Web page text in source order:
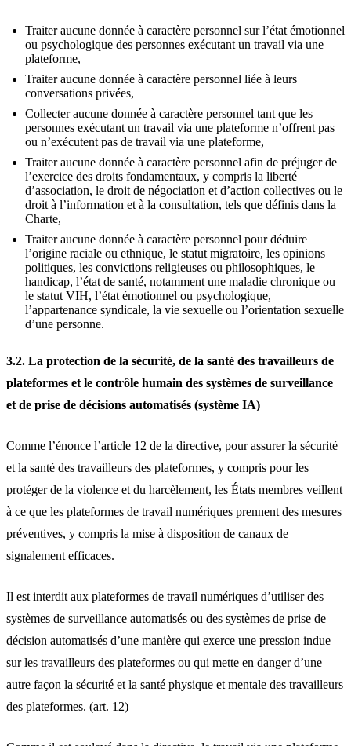
Traiter aucune donnée à caractère personnel sur l’état émotionnel
ou psychologique des personnes exécutant un travail via une
plateforme,
Traiter aucune donnée à caractère personnel liée à leurs
conversations privées,
Collecter aucune donnée à caractère personnel tant que les
personnes exécutant un travail via une plateforme n’offrent pas
ou n’exécutent pas de travail via une plateforme,
Traiter aucune donnée à caractère personnel afin de préjuger de
l’exercice des droits fondamentaux, y compris la liberté
d’association, le droit de négociation et d’action collectives ou le
droit à l’information et à la consultation, tels que définis dans la
Charte,
Traiter aucune donnée à caractère personnel pour déduire
l’origine raciale ou ethnique, le statut migratoire, les opinions
politiques, les convictions religieuses ou philosophiques, le
handicap, l’état de santé, notamment une maladie chronique ou
le statut VIH, l’état émotionnel ou psychologique,
l’appartenance syndicale, la vie sexuelle ou l’orientation sexuelle
d’une personne.
3.2. La protection de la sécurité, de la santé des travailleurs de
plateformes et le contrôle humain des systèmes de surveillance
et de prise de décisions automatisés (système IA)
Comme l’énonce l’article 12 de la directive, pour assurer la sécurité
et la santé des travailleurs des plateformes, y compris pour les
protéger de la violence et du harcèlement, les États membres veillent
à ce que les plateformes de travail numériques prennent des mesures
préventives, y compris la mise à disposition de canaux de
signalement efficaces.
Il est interdit aux plateformes de travail numériques d’utiliser des
systèmes de surveillance automatisés ou des systèmes de prise de
décision automatisés d’une manière qui exerce une pression indue
sur les travailleurs des plateformes ou qui mette en danger d’une
autre façon la sécurité et la santé physique et mentale des travailleurs
des plateformes. (art. 12)